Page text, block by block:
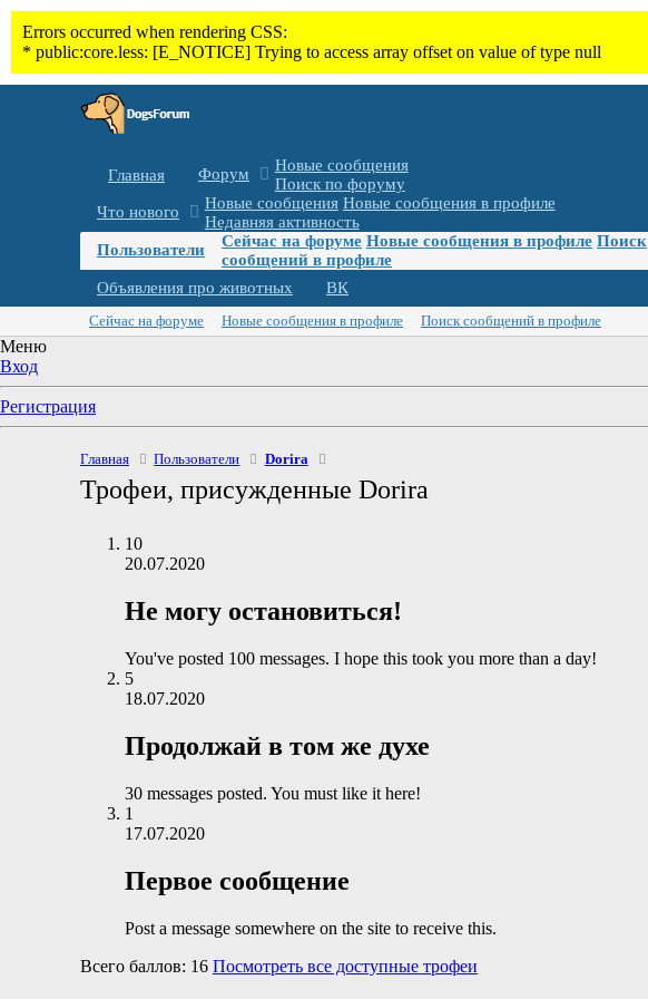
Главная Форум
Новые сообщения
Поиск по форуму
Что нового
Новые сообщения Новые сообщения в профиле
Недавняя активность
Пользователи
Сейчас на форуме Новые сообщения в профиле Поиск
сообщений в профиле
Объявления про животных ВК
Сейчас на форуме Новые сообщения в профиле Поиск сообщений в профиле
Меню
Вход
Регистрация
Главная Пользователи Dorira
Трофеи, присужденные Dorira
10
20.07.2020
Не могу остановиться!
You've posted 100 messages. I hope this took you more than a day!
5
18.07.2020
Продолжай в том же духе
30 messages posted. You must like it here!
1
17.07.2020
Первое сообщение
Post a message somewhere on the site to receive this.
Всего баллов: 16 Посмотреть все доступные трофеи